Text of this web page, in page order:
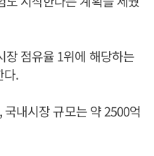
장 점유율 1위에 해당하는
다.
내시장 규모는 약 2500억